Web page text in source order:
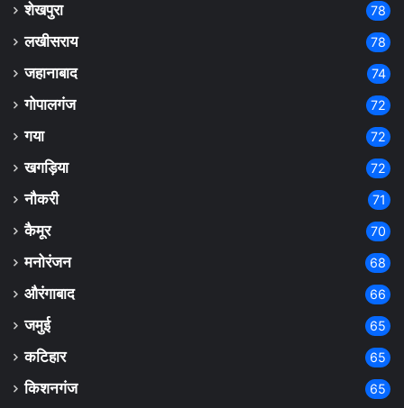
शेखपुरा 78
लखीसराय 78
जहानाबाद 74
गोपालगंज 72
गया 72
खगड़िया 72
नौकरी 71
कैमूर 70
मनोरंजन 68
औरंगाबाद 66
जमुई 65
कटिहार 65
किशनगंज 65